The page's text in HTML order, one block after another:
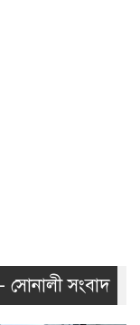
সোনালী সংবাদ